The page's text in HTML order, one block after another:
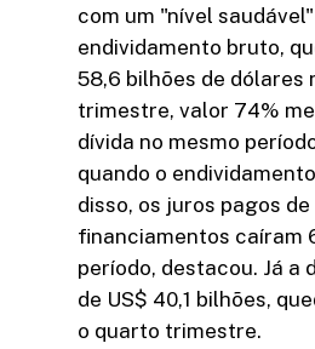
com um "nível
endividamento bruto,
58,6 bilhões de dólares
trimestre, valor 74%
dívida no mesmo
quando o
disso, os juros pagos de
financiamentos caíram
período, destacou. Já a
de US$ 40,1 bilhões,
o quarto trimestre.